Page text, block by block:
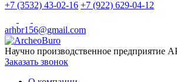
+7 (3532) 43-02-16 +7 (922) 629-04-12
arhbr156@gmail.com
Научно производственное предприятие
Заказать звонок